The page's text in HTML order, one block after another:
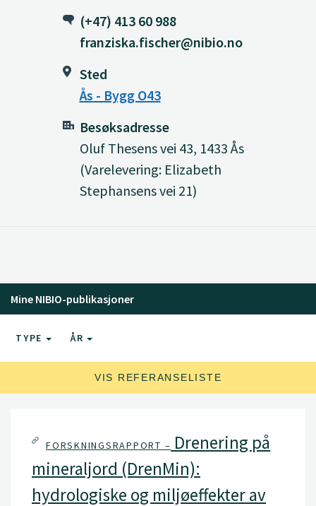
(+47) 413 60 988
franziska.fischer@nibio.no
Sted
Ås - Bygg O43
Besøksadresse
Oluf Thesens vei 43, 1433 Ås
(Varelevering: Elizabeth
Stephansens vei 21)
Mine NIBIO-publikasjoner
TYPE ÅR
VIS REFERANSELISTE
FORSKNINGSRAPPORT – Drenering på
mineraljord (DrenMin):
hydrologiske og miljøeffekter av